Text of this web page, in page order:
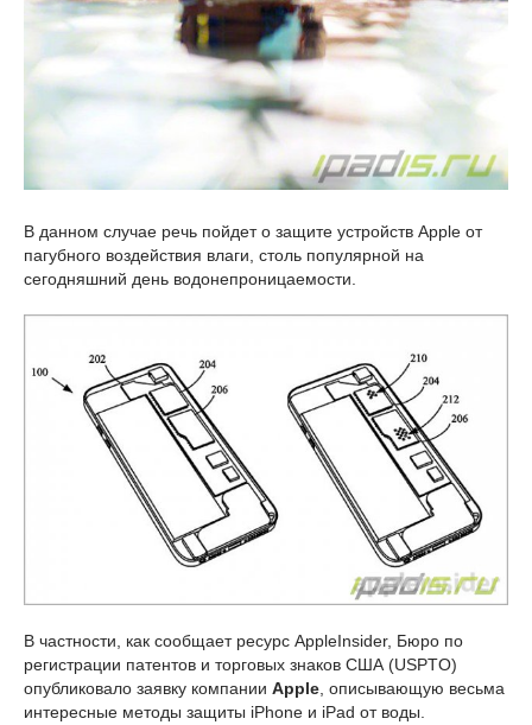
В данном случае речь пойдет о защите устройств Apple от
пагубного воздействия влаги, столь популярной на
сегодняшний день водонепроницаемости.
В частности, как сообщает ресурс AppleInsider, Бюро по
регистрации патентов и торговых знаков США (USPTO)
опубликовало заявку компании Apple , описывающую весьма
интересные методы защиты iPhone и iPad от воды.